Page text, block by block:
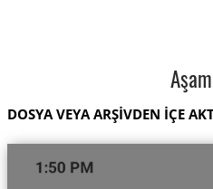
DOSYA VEYA ARŞİVDEN İÇE